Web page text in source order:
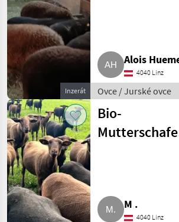
MARKETPLACE
Marketplace
Nabídky
prodejců
Inzeráty
Inzerát
Alois
4040 Linz
Ovce / Jurské ovce
Bio-
Mutterschafe
M .
4040 Linz